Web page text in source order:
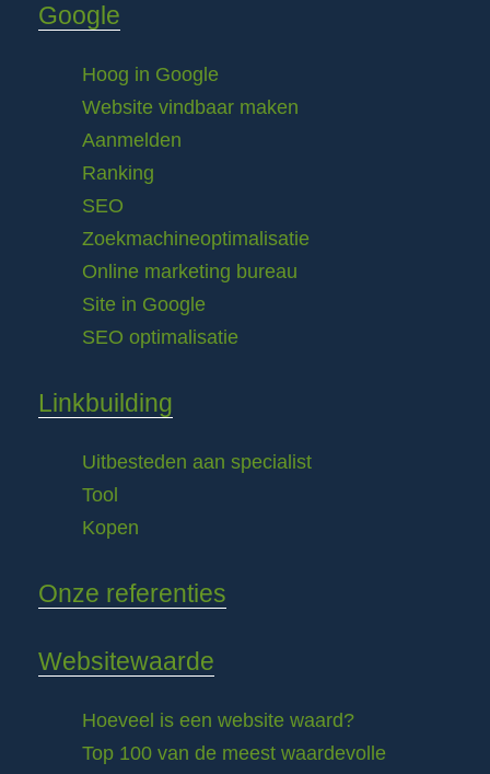
Google
Hoog in Google
Website vindbaar maken
Aanmelden
Ranking
SEO
Zoekmachineoptimalisatie
Online marketing bureau
Site in Google
SEO optimalisatie
Linkbuilding
Uitbesteden aan specialist
Tool
Kopen
Onze referenties
Websitewaarde
Hoeveel is een website waard?
Top 100 van de meest waardevolle